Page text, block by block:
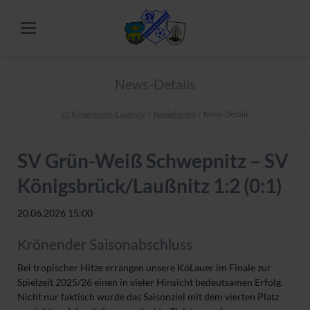
News-Details
SV Königsbrück-Laußnitz Neuigkeiten News-Details
SV Grün-Weiß Schwepnitz – SV
Königsbrück/Laußnitz 1:2 (0:1)
20.06.2026 15:00
Krönender Saisonabschluss
Bei tropischer Hitze errangen unsere KöLauer im Finale zur
Spielzeit 2025/26 einen in vieler Hinsicht bedeutsamen Erfolg.
Nicht nur faktisch wurde das Saisonziel mit dem vierten Platz